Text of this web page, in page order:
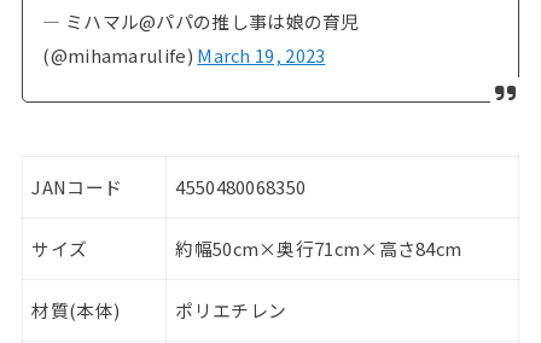
— ミハマル@パパの推し事は娘の育児
(@mihamarulife) March 19, 2023
JANコード 4550480068350
サイズ 約幅50cm×奥行71cm×高さ84cm
材質(本体) ポリエチレン